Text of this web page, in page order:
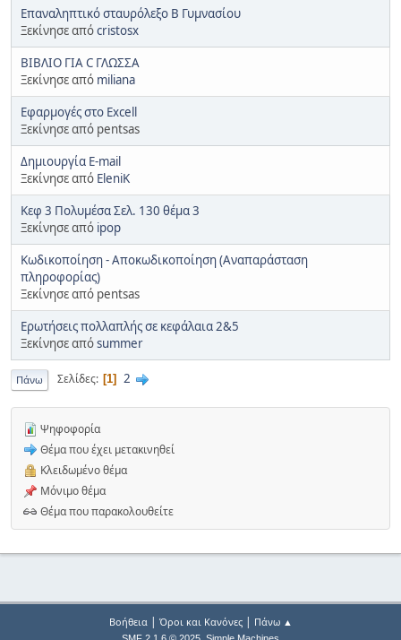
Επαναληπτικό σταυρόλεξο Β Γυμνασίου
Ξεκίνησε απόcristosx
ΒΙΒΛΙΟ ΓΙΑ C ΓΛΩΣΣΑ
Ξεκίνησε από miliana
Εφαρμογές στο Excell
Ξεκίνησε από pentsas
Δημιουργία Ε-mail
Ξεκίνησε από EleniK
Κεφ 3 Πολυμέσα Σελ. 130 θέμα 3
Ξεκίνησε από ipop
Κωδικοποίηση - Αποκωδικοποίηση (Αναπαράσταση
πληροφορίας)
Ξεκίνησε από pentsas
Ερωτήσεις πολλαπλής σε κεφάλαια 2&5
Ξεκίνησε απόsummer
Πάνω Σελίδες 1 2
Ψηφοφορία
Θέμα που έχει μετακινηθεί
Κλειδωμένο θέμα
Μόνιμο θέμα
Θέμα που παρακολουθείτε
Βοήθεια| Όροι και Κανόνες| Πάνω ▲